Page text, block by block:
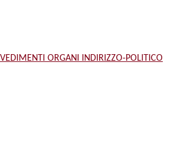
ORGANI INDIRIZZO-POLITICO